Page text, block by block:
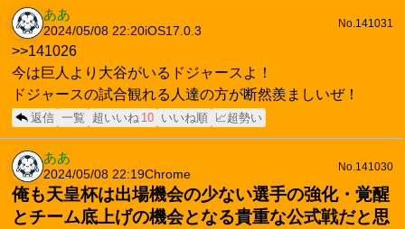
ああ
2024/05/08 22:20iOS17.0.3
No.141031
>>141026
今は巨人より大谷がいるドジャースよ！
ドジャースの試合観れる人達の方が断然羨ましいぜ！
返信 一覧 超いいね 10 いいね順 📈超勢い
ああ
2024/05/08 22:19Chrome
No.141030
俺も天皇杯は出場機会の少ない選手の強化・覚醒
とチーム底上げの機会となる貴重な公式戦だと思